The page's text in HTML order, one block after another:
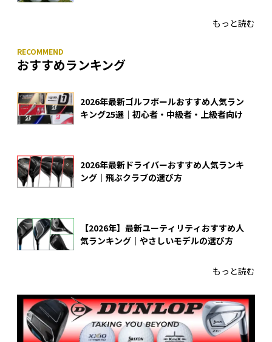
もっと読む
おすすめランキング
2026年最新ゴルフボールおすすめ人気ラン
キング25選｜初心者・中級者・上級者向け
2026年最新ドライバーおすすめ人気ランキ
ング｜飛ぶクラブの選び方
【2026年】最新ユーティリティおすすめ人
気ランキング｜やさしいモデルの選び方
もっと読む